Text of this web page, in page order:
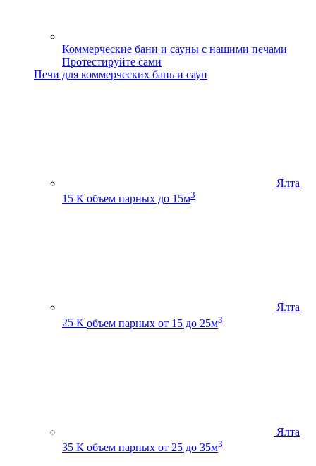
Коммерческие бани и сауны с нашими печами
Протестируйте сами
Печи для коммерческих бань и саун
Ялта
15 К объем парных до 15м3
Ялта
25 К объем парных от 15 до 25м3
Ялта
35 К объем парных от 25 до 35м3